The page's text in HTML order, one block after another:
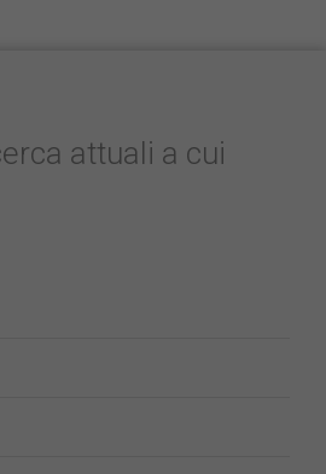
attuali a cui